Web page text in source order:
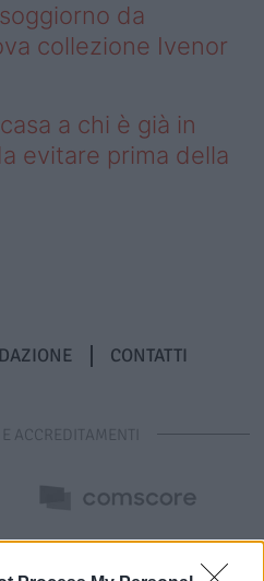
da
collezione Ivenor
a chi è già in
evitare prima della
CONTATTI
ACCREDITAMENTI